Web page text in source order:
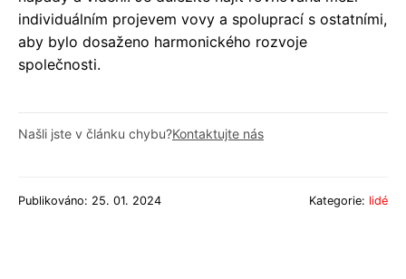
individuálním projevem vovy a spoluprací s ostatními,
aby bylo dosaženo harmonického rozvoje
společnosti.
Našli jste v článku chybu?Kontaktujte nás
Publikováno: 25. 01. 2024 Kategorie: lidé